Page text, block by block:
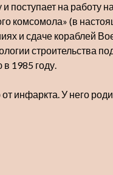
и поступает на
комсомола» (в
и сдаче кораблей
строительства
1985 году.
инфаркта. У него